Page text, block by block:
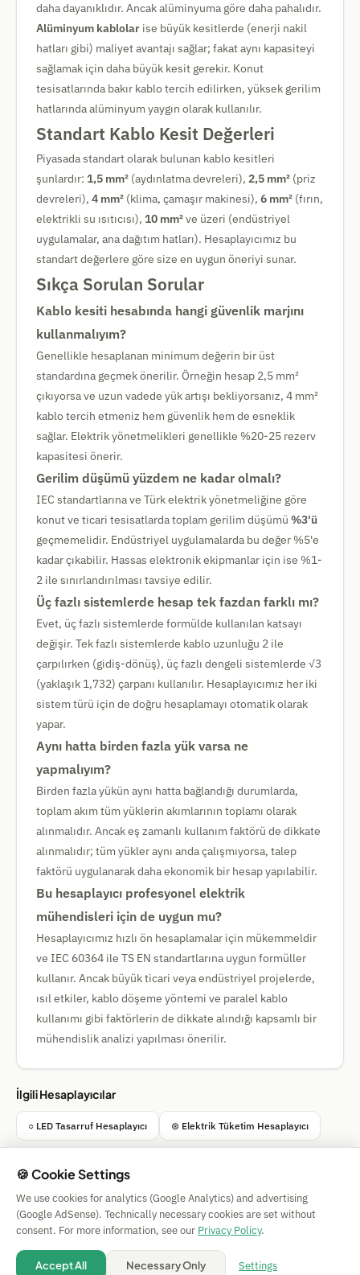
daha dayanıklıdır. Ancak alüminyuma göre daha pahalıdır.
Alüminyum kablolar ise büyük kesitlerde (enerji nakil
hatları gibi) maliyet avantajı sağlar; fakat aynı kapasiteyi
sağlamak için daha büyük kesit gerekir. Konut
tesisatlarında bakır kablo tercih edilirken, yüksek gerilim
hatlarında alüminyum yaygın olarak kullanılır.
Standart Kablo Kesit Değerleri
Piyasada standart olarak bulunan kablo kesitleri
şunlardır: 1,5 mm² (aydınlatma devreleri), 2,5 mm² (priz
devreleri), 4 mm² (klima, çamaşır makinesi), 6 mm² (fırın,
elektrikli su ısıtıcısı), 10 mm²ve üzeri (endüstriyel
uygulamalar, ana dağıtım hatları). Hesaplayıcımız bu
standart değerlere göre size en uygun öneriyi sunar.
Sıkça Sorulan Sorular
Kablo kesiti hesabında hangi güvenlik marjını
kullanmalıyım?
Genellikle hesaplanan minimum değerin bir üst
standardına geçmek önerilir. Örneğin hesap 2,5 mm²
çıkıyorsa ve uzun vadede yük artışı bekliyorsanız, 4 mm²
kablo tercih etmeniz hem güvenlik hem de esneklik
sağlar. Elektrik yönetmelikleri genellikle %20-25 rezerv
kapasitesi önerir.
Gerilim düşümü yüzdem ne kadar olmalı?
IEC standartlarına ve Türk elektrik yönetmeliğine göre
konut ve ticari tesisatlarda toplam gerilim düşümü %3'ü
geçmemelidir. Endüstriyel uygulamalarda bu değer %5'e
kadar çıkabilir. Hassas elektronik ekipmanlar için ise %1-
2 ile sınırlandırılması tavsiye edilir.
Üç fazlı sistemlerde hesap tek fazdan farklı mı?
Evet, üç fazlı sistemlerde formülde kullanılan katsayı
değişir. Tek fazlı sistemlerde kablo uzunluğu 2 ile
çarpılırken (gidiş-dönüş), üç fazlı dengeli sistemlerde √3
(yaklaşık 1,732) çarpanı kullanılır. Hesaplayıcımız her iki
sistem türü için de doğru hesaplamayı otomatik olarak
yapar.
Aynı hatta birden fazla yük varsa ne
yapmalıyım?
Birden fazla yükün aynı hatta bağlandığı durumlarda,
toplam akım tüm yüklerin akımlarının toplamı olarak
alınmalıdır. Ancak eş zamanlı kullanım faktörü de dikkate
alınmalıdır; tüm yükler aynı anda çalışmıyorsa, talep
faktörü uygulanarak daha ekonomik bir hesap yapılabilir.
Bu hesaplayıcı profesyonel elektrik
mühendisleri için de uygun mu?
Hesaplayıcımız hızlı ön hesaplamalar için mükemmeldir
ve IEC 60364 ile TS EN standartlarına uygun formüller
kullanır. Ancak büyük ticari veya endüstriyel projelerde,
ısıl etkiler, kablo döşeme yöntemi ve paralel kablo
kullanımı gibi faktörlerin de dikkate alındığı kapsamlı bir
mühendislik analizi yapılması önerilir.
İlgili Hesaplayıcılar
○ LED Tasarruf Hesaplayıcı ⊛ Elektrik Tüketim Hesaplayıcı
Simple Calculator
Impressum
| Privacy | Terms |
🍪 Cookies
💡 Suggest a calculator
🍪 Cookie Settings
We use cookies for analytics (Google Analytics) and advertising
(Google AdSense). Technically necessary cookies are set without
consent. For more information, see our Privacy Policy.
Accept All Necessary Only Settings